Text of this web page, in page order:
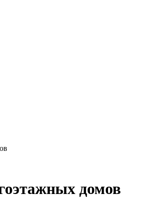
домов